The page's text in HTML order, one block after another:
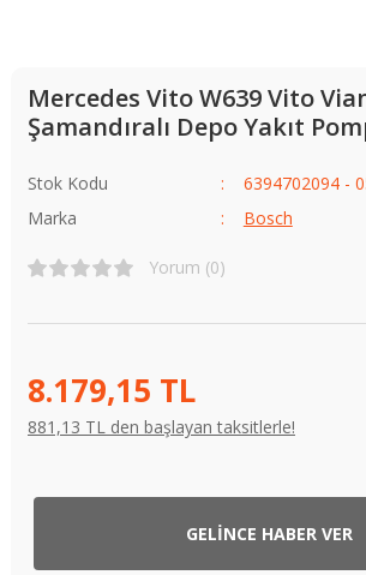
Mercedes Vito W639 Vito
Şamandıralı Depo Yakıt
Stok Kodu
6394702094 -
Marka
Bosch
Yorum (0)
8.179,15 TL
881,13 TL den başlayan taksitlerle!
GELİNCE HABER VER